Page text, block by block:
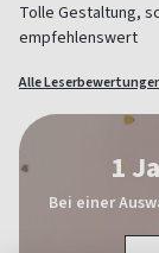
Tolle Gestaltung,
empfehlenswert
Alle
1
Bei einer